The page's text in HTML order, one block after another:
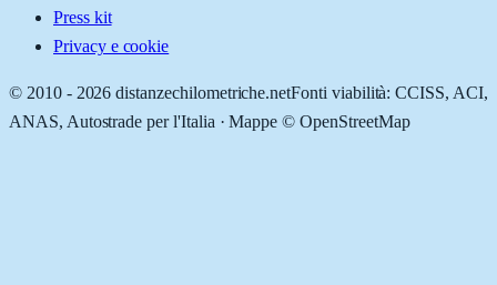
Press kit
Privacy e cookie
© 2010 - 2026 distanzechilometriche.netFonti viabilità: CCISS, ACI,
ANAS, Autostrade per l'Italia · Mappe © OpenStreetMap